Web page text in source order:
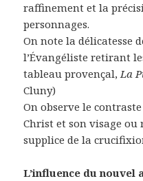
raffinement et la
personnages.
On note la délicatesse
l’Évangéliste retirant
tableau provençal,La
Cluny)
On observe le
Christ et son visage
supplice de la
L’influence du